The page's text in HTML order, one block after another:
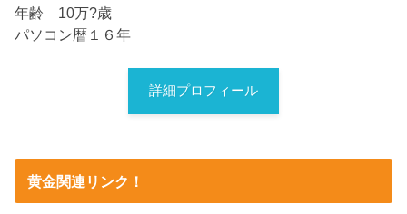
年齢 10万?歳
パソコン暦１６年
詳細プロフィール
黄金関連リンク！